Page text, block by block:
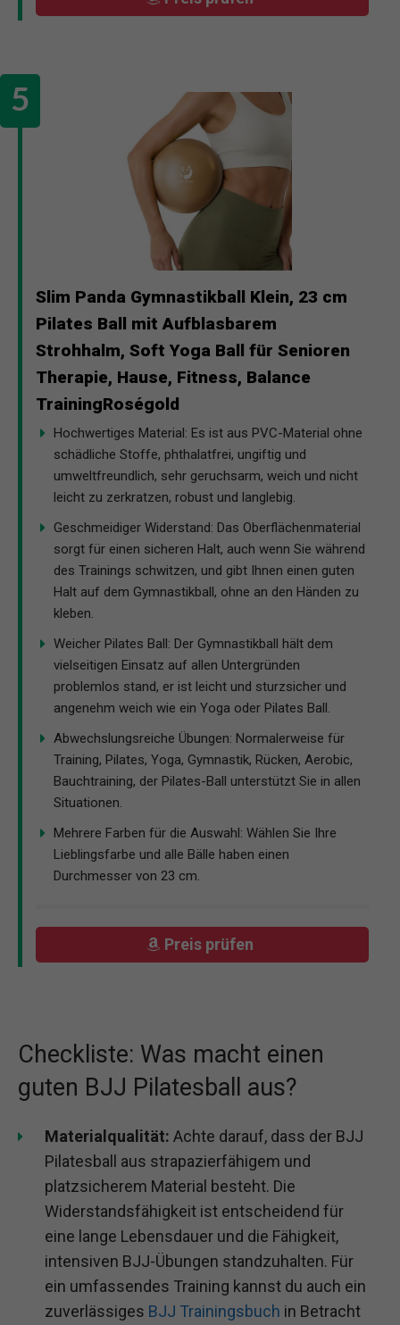
Slim Panda Gymnastikball Klein, 23 cm
Pilates Ball mit Aufblasbarem
Strohhalm, Soft Yoga Ball für Senioren
Therapie, Hause, Fitness, Balance
TrainingRoségold
Hochwertiges Material: Es ist aus PVC-Material ohne
schädliche Stoffe, phthalatfrei, ungiftig und
umweltfreundlich, sehr geruchsarm, weich und nicht
leicht zu zerkratzen, robust und langlebig.
Geschmeidiger Widerstand: Das Oberflächenmaterial
sorgt für einen sicheren Halt, auch wenn Sie während
des Trainings schwitzen, und gibt Ihnen einen guten
Halt auf dem Gymnastikball, ohne an den Händen zu
kleben.
Weicher Pilates Ball: Der Gymnastikball hält dem
vielseitigen Einsatz auf allen Untergründen
problemlos stand, er ist leicht und sturzsicher und
angenehm weich wie ein Yoga oder Pilates Ball.
Abwechslungsreiche Übungen: Normalerweise für
Training, Pilates, Yoga, Gymnastik, Rücken, Aerobic,
Bauchtraining, der Pilates-Ball unterstützt Sie in allen
Situationen.
Mehrere Farben für die Auswahl: Wählen Sie Ihre
Lieblingsfarbe und alle Bälle haben einen
Durchmesser von 23 cm.
Preis prüfen
Checkliste: Was macht einen
guten BJJ Pilatesball aus?
Materialqualität: Achte darauf, dass der BJJ
Pilatesball aus strapazierfähigem und
platzsicherem Material besteht. Die
Widerstandsfähigkeit ist entscheidend für
eine lange Lebensdauer und die Fähigkeit,
intensiven BJJ-Übungen standzuhalten. Für
ein umfassendes Training kannst du auch ein
zuverlässiges BJJ Trainingsbuch in Betracht